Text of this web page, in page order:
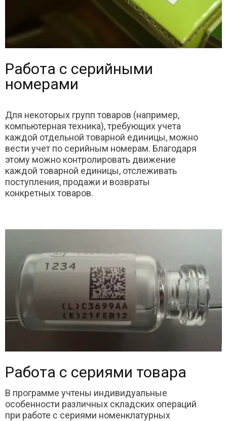
Работа с серийными
номерами
Для некоторых групп товаров (например,
компьютерная техника), требующих учета
каждой отдельной товарной единицы, можно
вести учет по серийным номерам. Благодаря
этому можно контролировать движение
каждой товарной единицы, отслеживать
поступления, продажи и возвраты
конкретных товаров.
Работа с сериями товара
В программе учтены индивидуальные
особенности различных складских операций
при работе с сериями номенклатурных